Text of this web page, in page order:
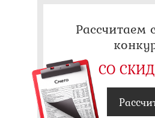
Рассчитаем
СО